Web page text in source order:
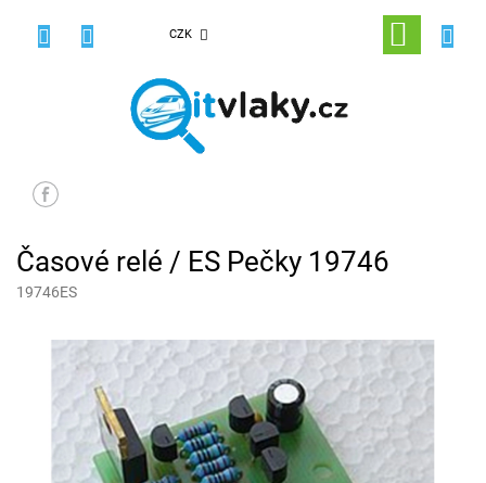
CZK
NÁKUPNÍ
KOŠÍK
Časové relé / ES Pečky 19746
19746ES